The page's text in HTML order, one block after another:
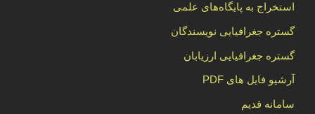
استخراج به پایگاه‌های علمی
گستره جغرافیایی نویسندگان
گستره جغرافیایی ارزیابان
آرشیو فایل های PDF
سامانه قدیم